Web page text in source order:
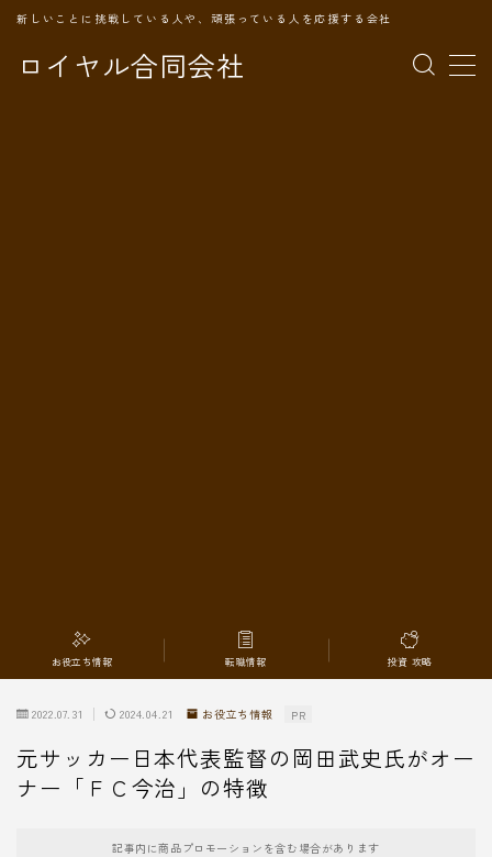
ロイヤル合同会社
新しいことに挑戦している人や、頑張っている人を応援する会社
MENU
お役立ち情報 転職情報 投資 攻略
2022.07.31 2024.04.21 お役立ち情報 PR
元サッカー日本代表監督の岡田武史氏がオー
ナー「ＦＣ今治」の特徴
記事内に商品プロモーションを含む場合があります